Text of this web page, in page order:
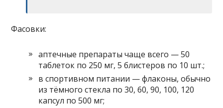
Фасовки:
аптечные препараты чаще всего — 50
таблеток по 250 мг, 5 блистеров по 10 шт.;
в спортивном питании — флаконы, обычно
из тёмного стекла по 30, 60, 90, 100, 120
капсул по 500 мг;